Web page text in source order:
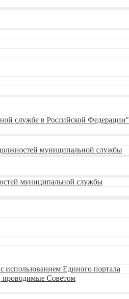
службе в Российской Федерации"
муниципальной службы
муниципальной службы
Единого портала
Советом